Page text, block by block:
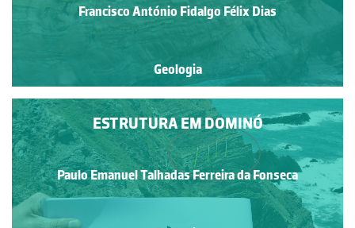
Francisco António Fidalgo Félix Dias
Geologia
ESTRUTURA EM DOMINÓ
Paulo Emanuel Talhadas Ferreira da Fonseca